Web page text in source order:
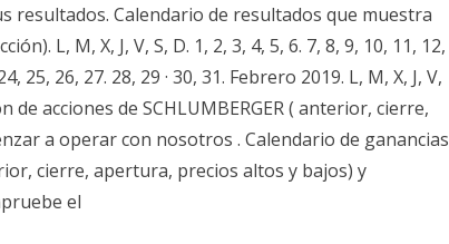
resultados. Calendario de resultados que muestra
L, M, X, J, V, S, D. 1, 2, 3, 4, 5, 6. 7, 8, 9, 10, 11, 12,
25, 26, 27. 28, 29 · 30, 31. Febrero 2019. L, M, X, J, V,
acciones de SCHLUMBERGER ( anterior, cierre,
a operar con nosotros . Calendario de ganancias
cierre, apertura, precios altos y bajos) y
el